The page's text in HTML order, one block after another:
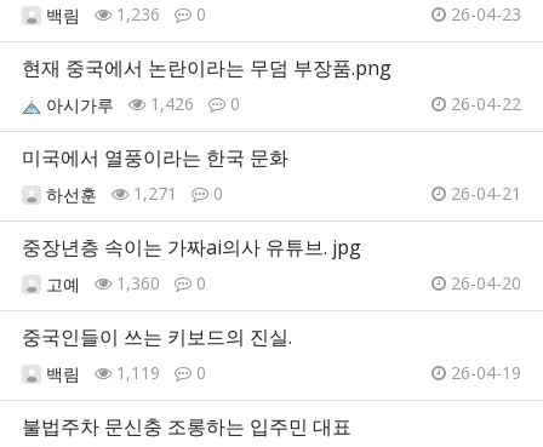
백림 1,236 0 26-04-23
현재 중국에서 논란이라는 무덤 부장품.png
아시가루 1,426 0 26-04-22
미국에서 열풍이라는 한국 문화
하선훈 1,271 0 26-04-21
중장년층 속이는 가짜ai의사 유튜브. jpg
고예 1,360 0 26-04-20
중국인들이 쓰는 키보드의 진실.
백림 1,119 0 26-04-19
불법주차 문신충 조롱하는 입주민 대표